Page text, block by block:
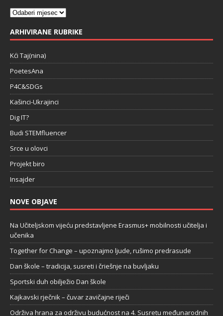
ARHIVIRANE RUBRIKE
Kći Taj(nina)
PoetesAna
P4C&SDGs
Kašinci-Ukrajinci
Dig IT?
Budi STEMfluencer
Srce u olovci
Projekt biro
Insajder
NOVE OBJAVE
Na Učiteljskom vijeću predstavljene Erasmus+ mobilnosti učitelja i
učenika
Together for Change – upoznajmo ljude, rušimo predrasude
Dan škole – tradicija, susreti i čriešnje na buvljaku
Sportski duh obilježio Dan škole
Kajkavski rječnik – čuvar zavičajne riječi
Održiva hrana za održivu budućnost na 4. Susretu međunarodnih